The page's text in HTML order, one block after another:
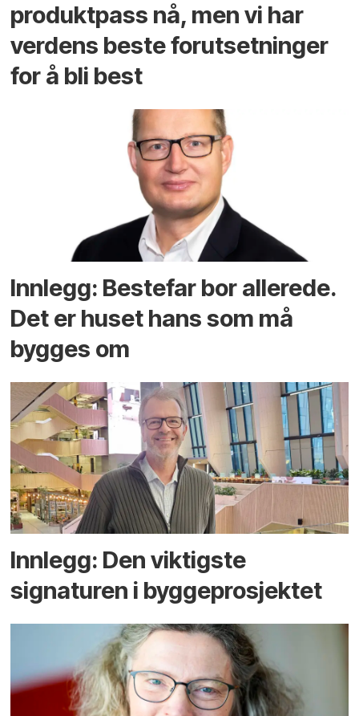
produktpass nå, men vi har
verdens beste forutsetninger
for å bli best
Innlegg: Bestefar bor allerede.
Det er huset hans som må
bygges om
Innlegg: Den viktigste
signaturen i bygge­­prosjektet